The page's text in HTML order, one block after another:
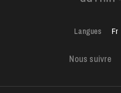
Langues Fr
Nous suivre